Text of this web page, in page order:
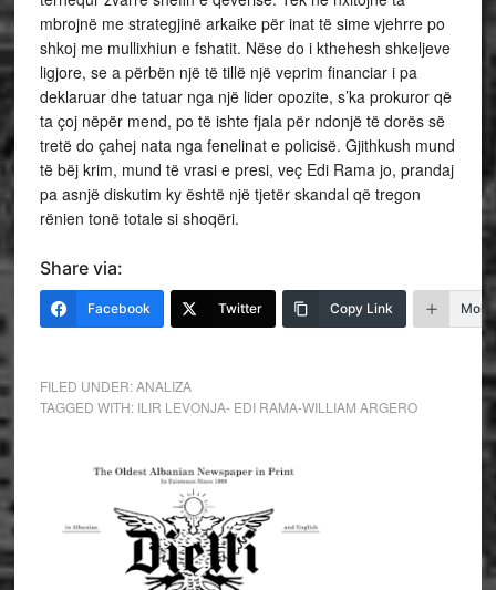
mbrojnë me strategjinë arkaike për inat të sime vjehrre po
shkoj me mullixhiun e fshatit. Nëse do i kthehesh shkeljeve
ligjore, se a përbën një të tillë një veprim financiar i pa
deklaruar dhe tatuar nga një lider opozite, s’ka prokuror që
ta çoj nëpër mend, po të ishte fjala për ndonjë të dorës së
tretë do çahej nata nga fenelinat e policisë. Gjithkush mund
të bëj krim, mund të vrasi e presi, veç Edi Rama jo, prandaj
pa asnjë diskutim ky është një tjetër skandal që tregon
rënien tonë totale si shoqëri.
Share via:
Facebook Twitter Copy Link More
FILED UNDER:ANALIZA
TAGGED WITH: ILIR LEVONJA- EDI RAMA-WILLIAM ARGERO